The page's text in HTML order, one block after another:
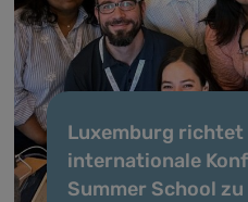
Luxemburg richtet
internationale
Summer School